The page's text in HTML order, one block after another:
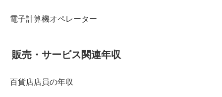
電子計算機オペレーター
販売・サービス関連年収
百貨店店員の年収